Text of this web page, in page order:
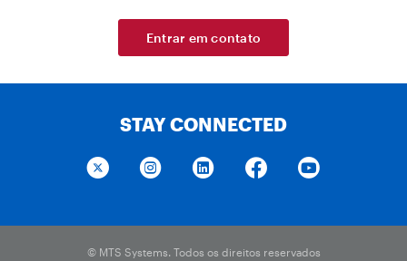
Entrar em contato
STAY CONNECTED
© MTS Systems. Todos os direitos reservados